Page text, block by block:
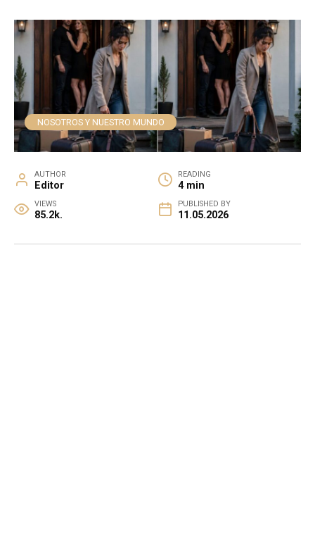
NOSOTROS Y NUESTRO MUNDO
AUTHOR
Editor
READING
4 min
VIEWS
85.2k.
PUBLISHED BY
11.05.2026